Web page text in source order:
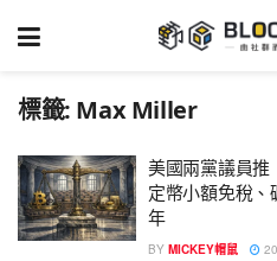
標籤: Max Miller
美國兩黨議員推
定幣小額免稅、
年
BY MICKEY帽鼠